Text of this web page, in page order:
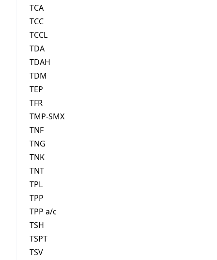
TCA
TCC
TCCL
TDA
TDAH
TDM
TEP
TFR
TMP-SMX
TNF
TNG
TNK
TNT
TPL
TPP
TPP a/c
TSH
TSPT
TSV